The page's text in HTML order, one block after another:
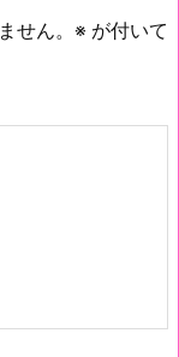
せん。 ※ が付いて